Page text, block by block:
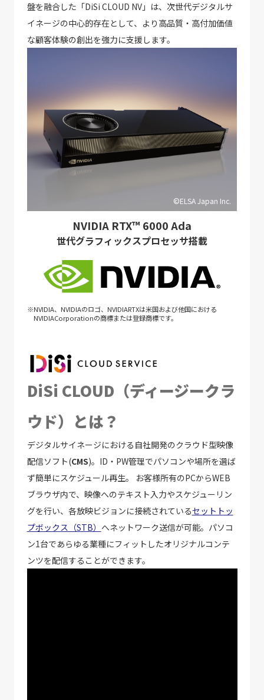
盤を融合した「DiSi CLOUD NV」は、次世代デジタルサ
イネージの中心的存在として、より高品質・高付加価値
な顧客体験の創出を強力に支援します。
©ELSA Japan Inc.
NVIDIA RTX™ 6000 Ada
世代グラフィックスプロセッサ搭載
※NVIDIA、NVIDIAのロゴ、NVIDIARTXは米国および他国における
NVIDIACorporationの商標または登録商標です。
DiSi CLOUD（ディージークラ
ウド）とは？
デジタルサイネージにおける自社開発のクラウド型映像
配信ソフト(CMS)。ID・PW管理でパソコンや場所を選ば
ず簡単にスケジュール再生。 お客様所有のPCからWEB
ブラウザ内で、映像へのテキスト入力やスケジューリン
グを行い、各放映ビジョンに接続されているセットトッ
プボックス（STB） へネットワーク送信が可能。パソコ
ン1台であらゆる業種にフィットしたオリジナルコンテ
ンツを配信することができます。